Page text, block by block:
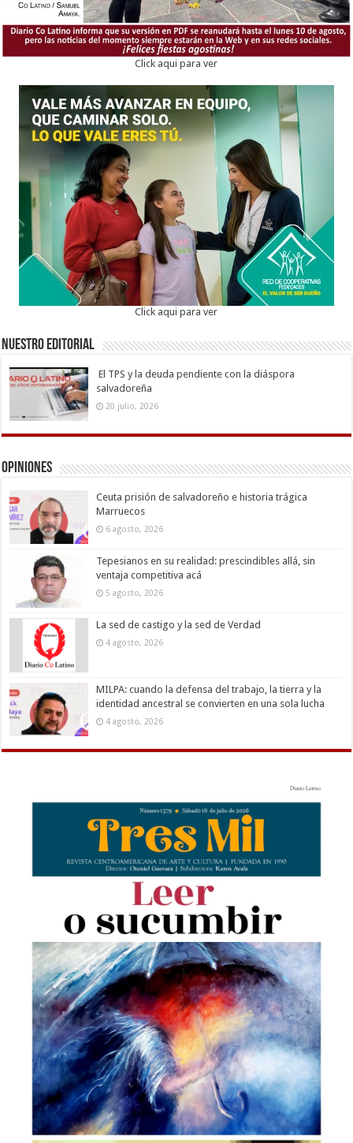
Click aqui para ver
Click aqui para ver
Nuestro Editorial
El TPS y la deuda pendiente con la diáspora
salvadoreña
20 julio, 2026
Opiniones
Ceuta prisión de salvadoreño e historia trágica
Marruecos
6 agosto, 2026
Tepesianos en su realidad: prescindibles allá, sin
ventaja competitiva acá
5 agosto, 2026
La sed de castigo y la sed de Verdad
4 agosto, 2026
MILPA: cuando la defensa del trabajo, la tierra y la
identidad ancestral se convierten en una sola lucha
4 agosto, 2026